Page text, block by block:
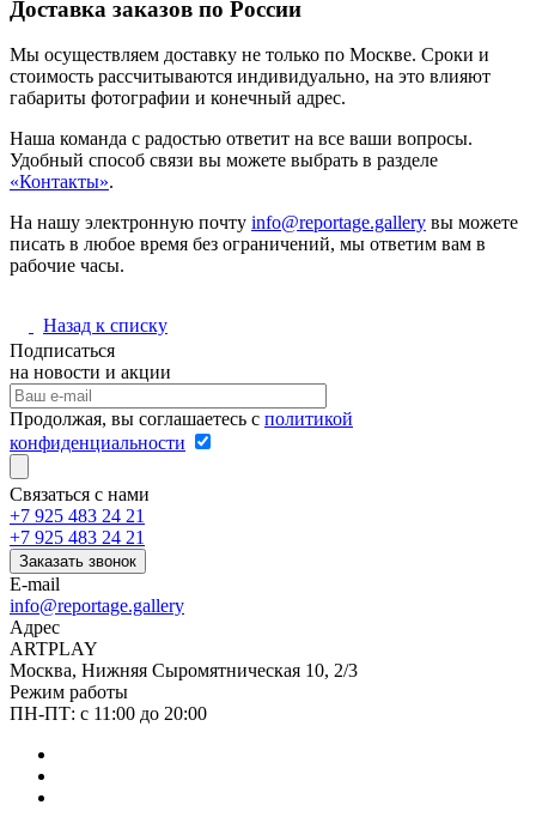
Доставка заказов по России
Мы осуществляем доставку не только по Москве. Сроки и
стоимость рассчитываются индивидуально, на это влияют
габариты фотографии и конечный адрес.
Наша команда с радостью ответит на все ваши вопросы.
Удобный способ связи вы можете выбрать в разделе
«Контакты».
На нашу электронную почту info@reportage.gallery вы можете
писать в любое время без ограничений, мы ответим вам в
рабочие часы.
Назад к списку
Подписаться
на новости и акции
Продолжая, вы соглашаетесь с политикой
конфиденциальности
Связаться с нами
+7 925 483 24 21
+7 925 483 24 21
Заказать звонок
E-mail
info@reportage.gallery
Адрес
ARTPLAY
Москва, Нижняя Сыромятническая 10, 2/3
Режим работы
ПН-ПТ: с 11:00 до 20:00